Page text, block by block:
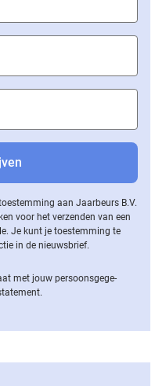
aan Jaarbeurs B.V.
voor het verzenden van een
Je kunt je toestemming te
in de nieuwsbrief.
met jouw per­soons­ge­ge­